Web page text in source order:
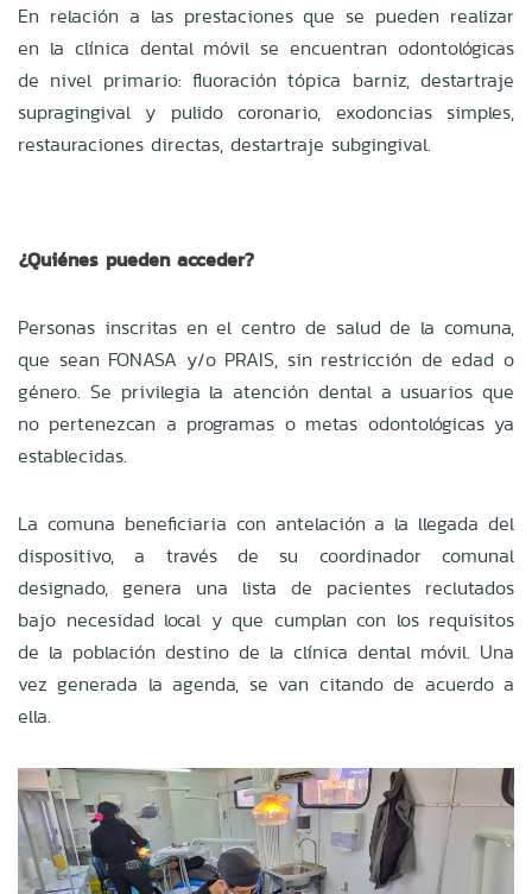
En relación a las prestaciones que se pueden realizar
en la clínica dental móvil se encuentran odontológicas
de nivel primario: fluoración tópica barniz, destartraje
supragingival y pulido coronario, exodoncias simples,
restauraciones directas, destartraje subgingival.
¿Quiénes pueden acceder?
Personas inscritas en el centro de salud de la comuna,
que sean FONASA y/o PRAIS, sin restricción de edad o
género. Se privilegia la atención dental a usuarios que
no pertenezcan a programas o metas odontológicas ya
establecidas.
La comuna beneficiaria con antelación a la llegada del
dispositivo, a través de su coordinador comunal
designado, genera una lista de pacientes reclutados
bajo necesidad local y que cumplan con los requisitos
de la población destino de la clínica dental móvil. Una
vez generada la agenda, se van citando de acuerdo a
ella.